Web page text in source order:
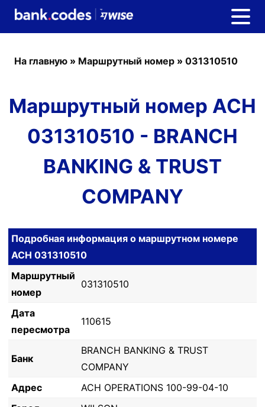
На главную » Маршрутный номер » 031310510
Маршрутный номер ACH
031310510 - BRANCH
BANKING & TRUST
COMPANY
Подробная информация о маршрутном номере
ACH 031310510
Маршрутный
номер
031310510
Дата
пересмотра
110615
Банк
BRANCH BANKING & TRUST
COMPANY
Адрес
ACH OPERATIONS 100-99-04-10